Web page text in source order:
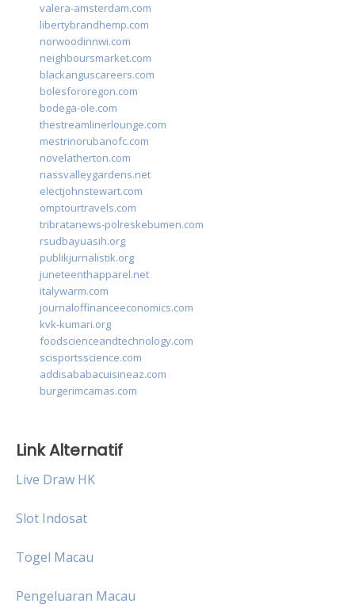
valera-amsterdam.com
libertybrandhemp.com
norwoodinnwi.com
neighboursmarket.com
blackanguscareers.com
bolesfororegon.com
bodega-ole.com
thestreamlinerlounge.com
mestrinorubanofc.com
novelatherton.com
nassvalleygardens.net
electjohnstewart.com
omptourtravels.com
tribratanews-polreskebumen.com
rsudbayuasih.org
publikjurnalistik.org
juneteenthapparel.net
italywarm.com
journaloffinanceeconomics.com
kvk-kumari.org
foodscienceandtechnology.com
scisportsscience.com
addisababacuisineaz.com
burgerimcamas.com
Link Alternatif
Live Draw HK
Slot Indosat
Togel Macau
Pengeluaran Macau